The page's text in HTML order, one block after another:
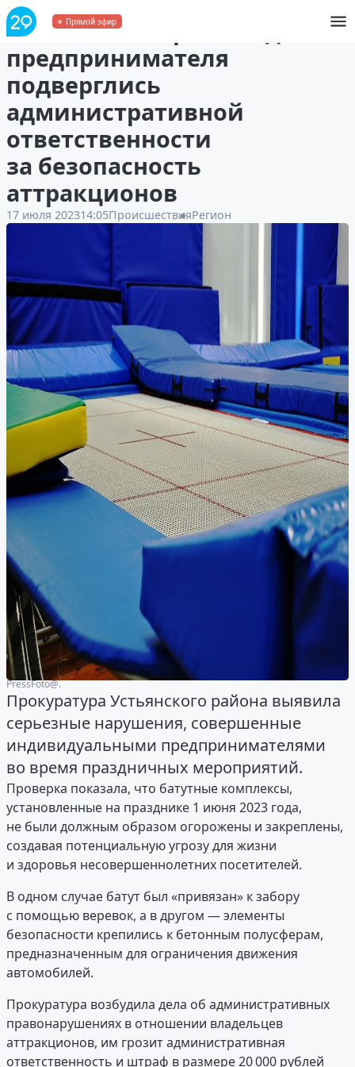
Прямой эфир
В Устьянском районе два
предпринимателя
подверглись
административной
ответственности
за безопасность
аттракционов
17 июля 202314:05ПроисшествияРегион
PressFoto@.
Прокуратура Устьянского района выявила
серьезные нарушения, совершенные
индивидуальными предпринимателями
во время праздничных мероприятий.
Проверка показала, что батутные комплексы,
установленные на празднике 1 июня 2023 года,
не были должным образом огорожены и закреплены,
создавая потенциальную угрозу для жизни
и здоровья несовершеннолетних посетителей.
В одном случае батут был «привязан» к забору
с помощью веревок, а в другом — элементы
безопасности крепились к бетонным полусферам,
предназначенным для ограничения движения
автомобилей.
Прокуратура возбудила дела об административных
правонарушениях в отношении владельцев
аттракционов, им грозит административная
ответственность и штраф в размере 20 000 рублей